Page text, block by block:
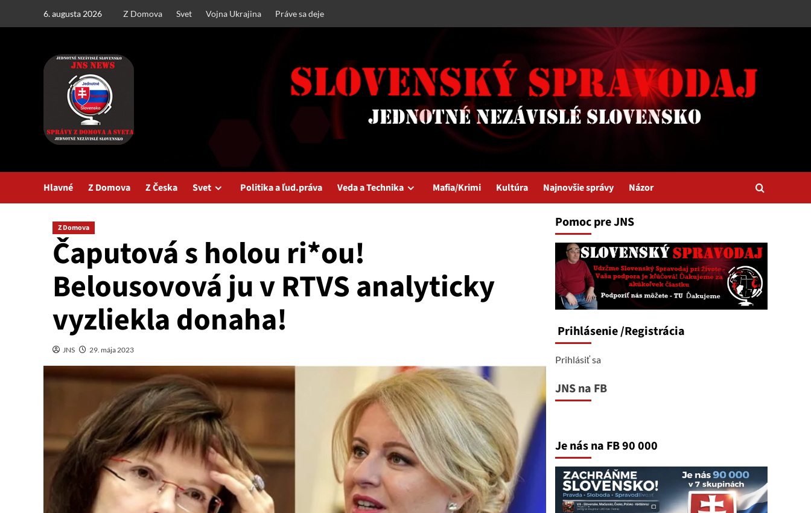
6. augusta 2026 Z Domova Svet Vojna Ukrajina Práve sa deje
Hlavné Z Domova Z Česka Svet Politika a ľud.práva Veda a Technika Mafia/Krimi Kultúra Najnovšie správy Názor
Z Domova
Čaputová s holou ri*ou!
Belousovová ju v RTVS analyticky
vyzliekla donaha!
JNS 29. mája 2023
Pomoc pre JNS
Prihlásenie/Registrácia
Prihlásiť sa
JNS na FB
Je nás na FB 90 000